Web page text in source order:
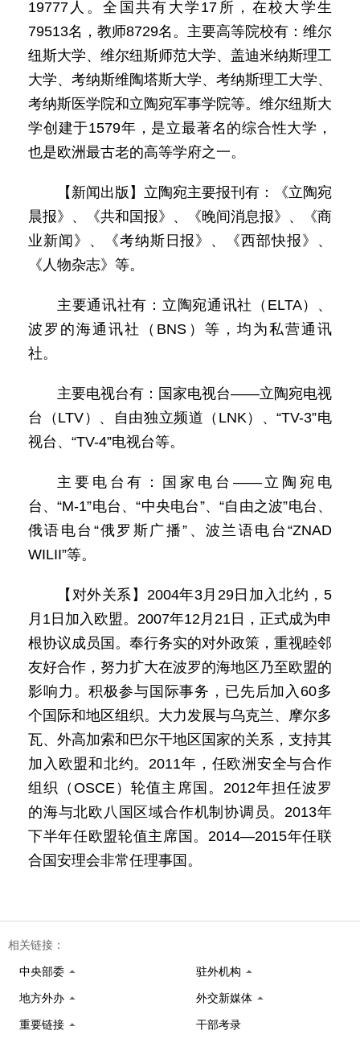
19777人。全国共有大学17所，在校大学生
79513名，教师8729名。主要高等院校有：维尔
纽斯大学、维尔纽斯师范大学、盖迪米纳斯理工
大学、考纳斯维陶塔斯大学、考纳斯理工大学、
考纳斯医学院和立陶宛军事学院等。维尔纽斯大
学创建于1579年，是立最著名的综合性大学，
也是欧洲最古老的高等学府之一。
【新闻出版】立陶宛主要报刊有：《立陶宛
晨报》、《共和国报》、《晚间消息报》、《商
业新闻》、《考纳斯日报》、《西部快报》、
《人物杂志》等。
主要通讯社有：立陶宛通讯社（ELTA）、
波罗的海通讯社（BNS）等，均为私营通讯
社。
主要电视台有：国家电视台——立陶宛电视
台（LTV）、自由独立频道（LNK）、“TV-3”电
视台、“TV-4”电视台等。
主要电台有：国家电台——立陶宛电
台、“M-1”电台、“中央电台”、“自由之波”电台、
俄语电台“俄罗斯广播”、波兰语电台“ZNAD
WILII”等。
【对外关系】2004年3月29日加入北约，5
月1日加入欧盟。2007年12月21日，正式成为申
根协议成员国。奉行务实的对外政策，重视睦邻
友好合作，努力扩大在波罗的海地区乃至欧盟的
影响力。积极参与国际事务，已先后加入60多
个国际和地区组织。大力发展与乌克兰、摩尔多
瓦、外高加索和巴尔干地区国家的关系，支持其
加入欧盟和北约。2011年，任欧洲安全与合作
组织（OSCE）轮值主席国。2012年担任波罗
的海与北欧八国区域合作机制协调员。2013年
下半年任欧盟轮值主席国。2014—2015年任联
合国安理会非常任理事国。
相关链接：
中央部委 驻外机构
地方外办 外交新媒体
重要链接 干部考录